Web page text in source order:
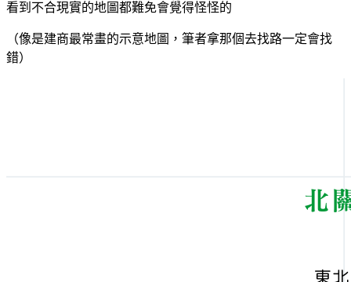
看到不合現實的地圖都難免會覺得怪怪的
（像是建商最常畫的示意地圖，筆者拿那個去找路一定會找
錯）